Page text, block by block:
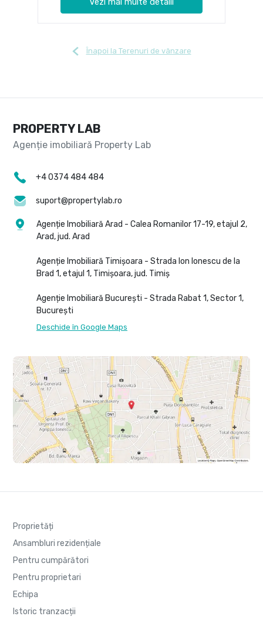
Înapoi la Terenuri de vânzare
PROPERTY LAB
+4 0374 484 484
suport@propertylab.ro
Agenție Imobiliară Arad - Calea Romanilor 17-19, etajul 2,
Arad, jud. Arad
Agenție Imobiliară Timișoara - Strada Ion Ionescu de la
Brad 1, etajul 1, Timișoara, jud. Timiș
Agenție Imobiliară București - Strada Rabat 1, Sector 1,
București
Deschide în Google Maps
Proprietăți
Ansambluri rezidențiale
Pentru cumpărători
Pentru proprietari
Echipa
Istoric tranzacții